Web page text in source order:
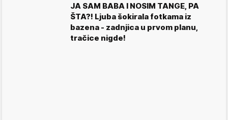
JA SAM BABA I NOSIM TANGE, PA
ŠTA?! Ljuba šokirala fotkama iz
bazena - zadnjica u prvom planu,
tračice nigde!